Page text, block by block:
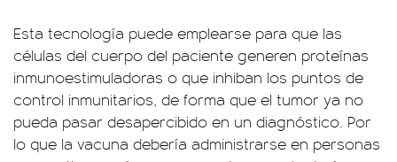
Esta tecnología puede emplearse para que las
células del cuerpo del paciente generen proteínas
inmunoestimuladoras o que inhiban los puntos de
control inmunitarios, de forma que el tumor ya no
pueda pasar desapercibido en un diagnóstico. Por
lo que la vacuna debería administrarse en personas